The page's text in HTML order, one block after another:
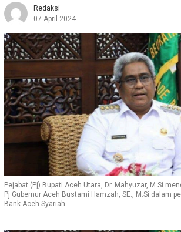
Redaksi
07 April 2024
Pejabat (Pj) Bupati Aceh Utara, Dr. Mahyuzar, M.Si
Pj Gubernur Aceh Bustami Hamzah, SE., M.Si dalam
Bank Aceh Syariah